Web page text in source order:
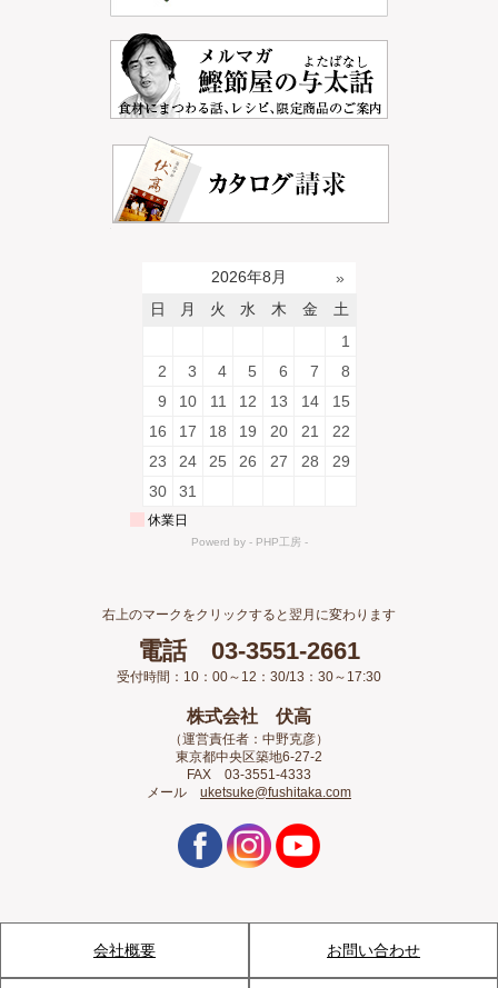
右上のマークをクリックすると翌月に変わります
電話 03-3551-2661
受付時間：10：00～12：30/13：30～17:30
株式会社 伏高
（運営責任者：中野克彦）
東京都中央区築地6-27-2
FAX 03-3551-4333
メール uketsuke@fushitaka.com
会社概要 お問い合わせ